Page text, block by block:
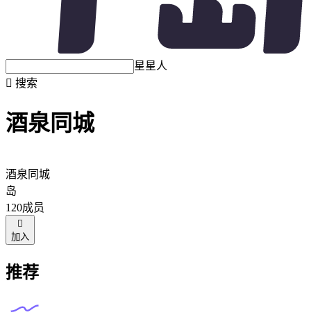
星星人
 搜索
酒泉同城
酒泉同城
岛
120成员

加入
推荐